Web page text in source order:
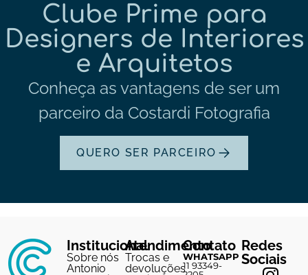
Clube Prime para
Designers de Interiores
e Arquitetos
Conheça as vantagens de ser um
parceiro da Costardi Fotografia
QUERO SER PARCEIRO
Institucional
Sobre nós
Antonio
Atendimento
Trocas e
devoluções
Contato
WHATSAPP
11 93349-
Redes
Sociais